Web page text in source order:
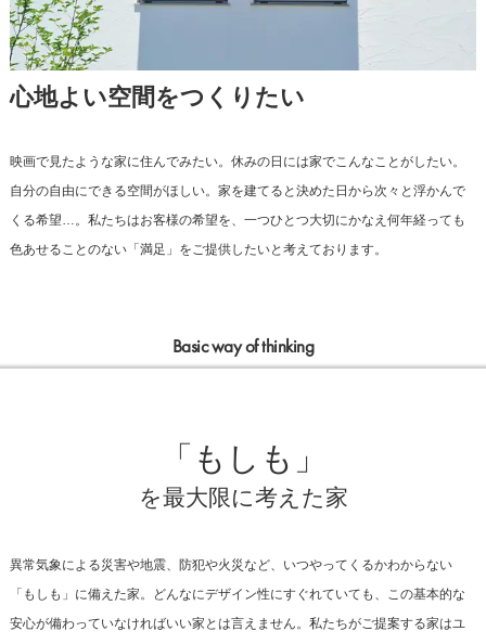
心地よい空間をつくりたい
映画で見たような家に住んでみたい。 休みの日には家でこんなことがしたい。
自分の自由にできる空間がほしい。 家を建てると決めた日から次々と浮かんで
くる希望…。 私たちはお客様の希望を、一つひとつ大切にかなえ 何年経っても
色あせることのない「満足」をご提供したいと考えております。
Basic way of thinking
「もしも」
を最大限に考えた家
異常気象による災害や地震、防犯や火災など、いつやってくるかわからない
「もしも」に備えた家。どんなにデザイン性にすぐれていても、この基本的な
安心が備わっていなければいい家とは言えません。私たちがご提案する家はユ